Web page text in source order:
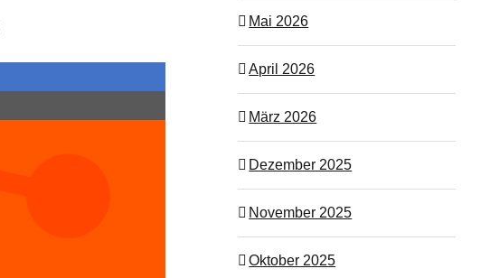
Mai 2026
April 2026
März 2026
Dezember 2025
November 2025
Oktober 2025